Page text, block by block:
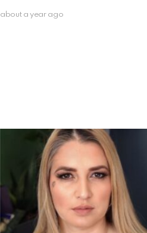
about a year ago